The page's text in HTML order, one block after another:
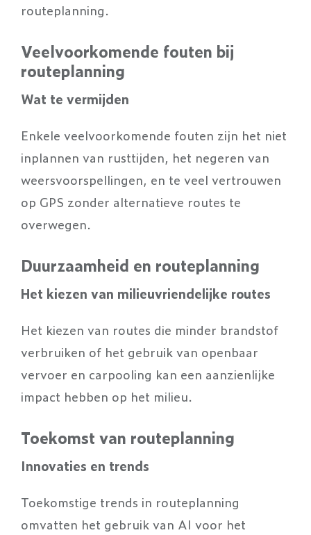
routeplanning.
Veelvoorkomende fouten bij
routeplanning
Wat te vermijden
Enkele veelvoorkomende fouten zijn het niet
inplannen van rusttijden, het negeren van
weersvoorspellingen, en te veel vertrouwen
op GPS zonder alternatieve routes te
overwegen.
Duurzaamheid en routeplanning
Het kiezen van milieuvriendelijke routes
Het kiezen van routes die minder brandstof
verbruiken of het gebruik van openbaar
vervoer en carpooling kan een aanzienlijke
impact hebben op het milieu.
Toekomst van routeplanning
Innovaties en trends
Toekomstige trends in routeplanning
omvatten het gebruik van AI voor het